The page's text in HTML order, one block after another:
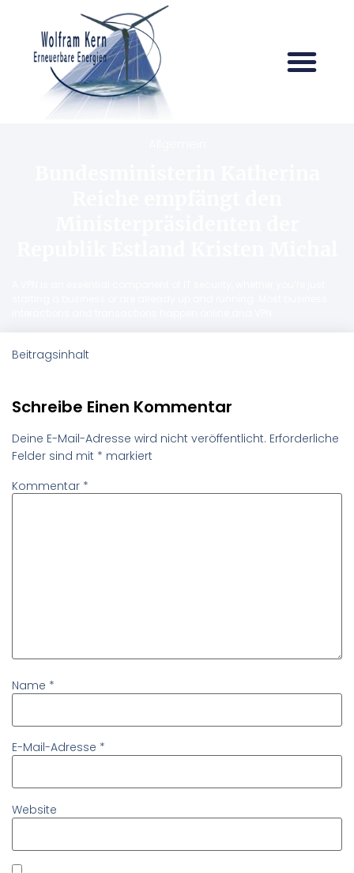
Beitragsinhalt
Schreibe Einen Kommentar
Deine E-Mail-Adresse wird nicht veröffentlicht. Erforderliche
Felder sind mit * markiert
Kommentar *
Name *
E-Mail-Adresse *
Website